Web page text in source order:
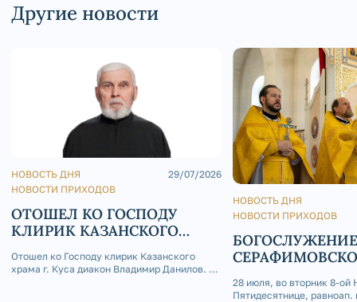
Другие новости
НОВОСТЬ ДНЯ
НОВОСТИ ПРИХОДОВ
29/07/2026
ОТОШЕЛ КО ГОСПОДУ
КЛИРИК КАЗАНСКОГО
ВЛАДИМИР ДАНИЛОВ
Отошел ко Господу клирик Казанского
храма г. Куса диакон Владимир Данилов. 29
НОВОСТЬ ДНЯ
НОВОСТИ ПРИХОДОВ
28 июля, во вторник 8-ой
Пятидесятнице, равноап.